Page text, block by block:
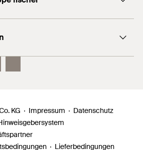
6000
0KG Impressum
Datenschutz
Lieferbedingungen